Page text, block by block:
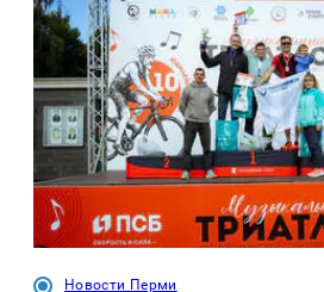
Новости Перми